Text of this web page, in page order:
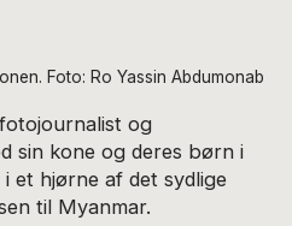
Foto: Ro Yassin Abdumonab
og
sin kone og deres børn i
i et hjørne af det sydlige
til Myanmar.